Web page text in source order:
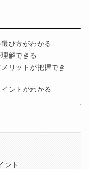
び方がわかる
解できる
リットが把握でき
ントがわかる
ント